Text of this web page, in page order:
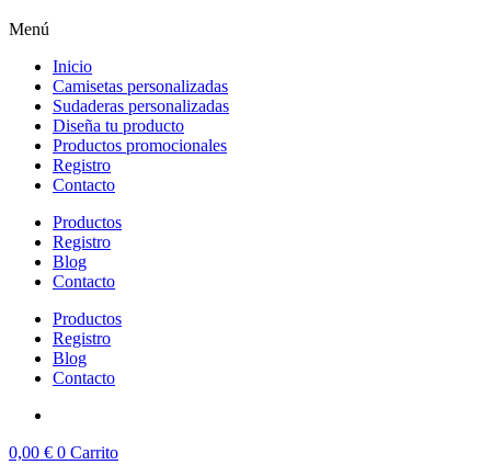
Menú
Inicio
Camisetas personalizadas
Sudaderas personalizadas
Diseña tu producto
Productos promocionales
Registro
Contacto
Productos
Registro
Blog
Contacto
Productos
Registro
Blog
Contacto
0,00 € 0 Carrito